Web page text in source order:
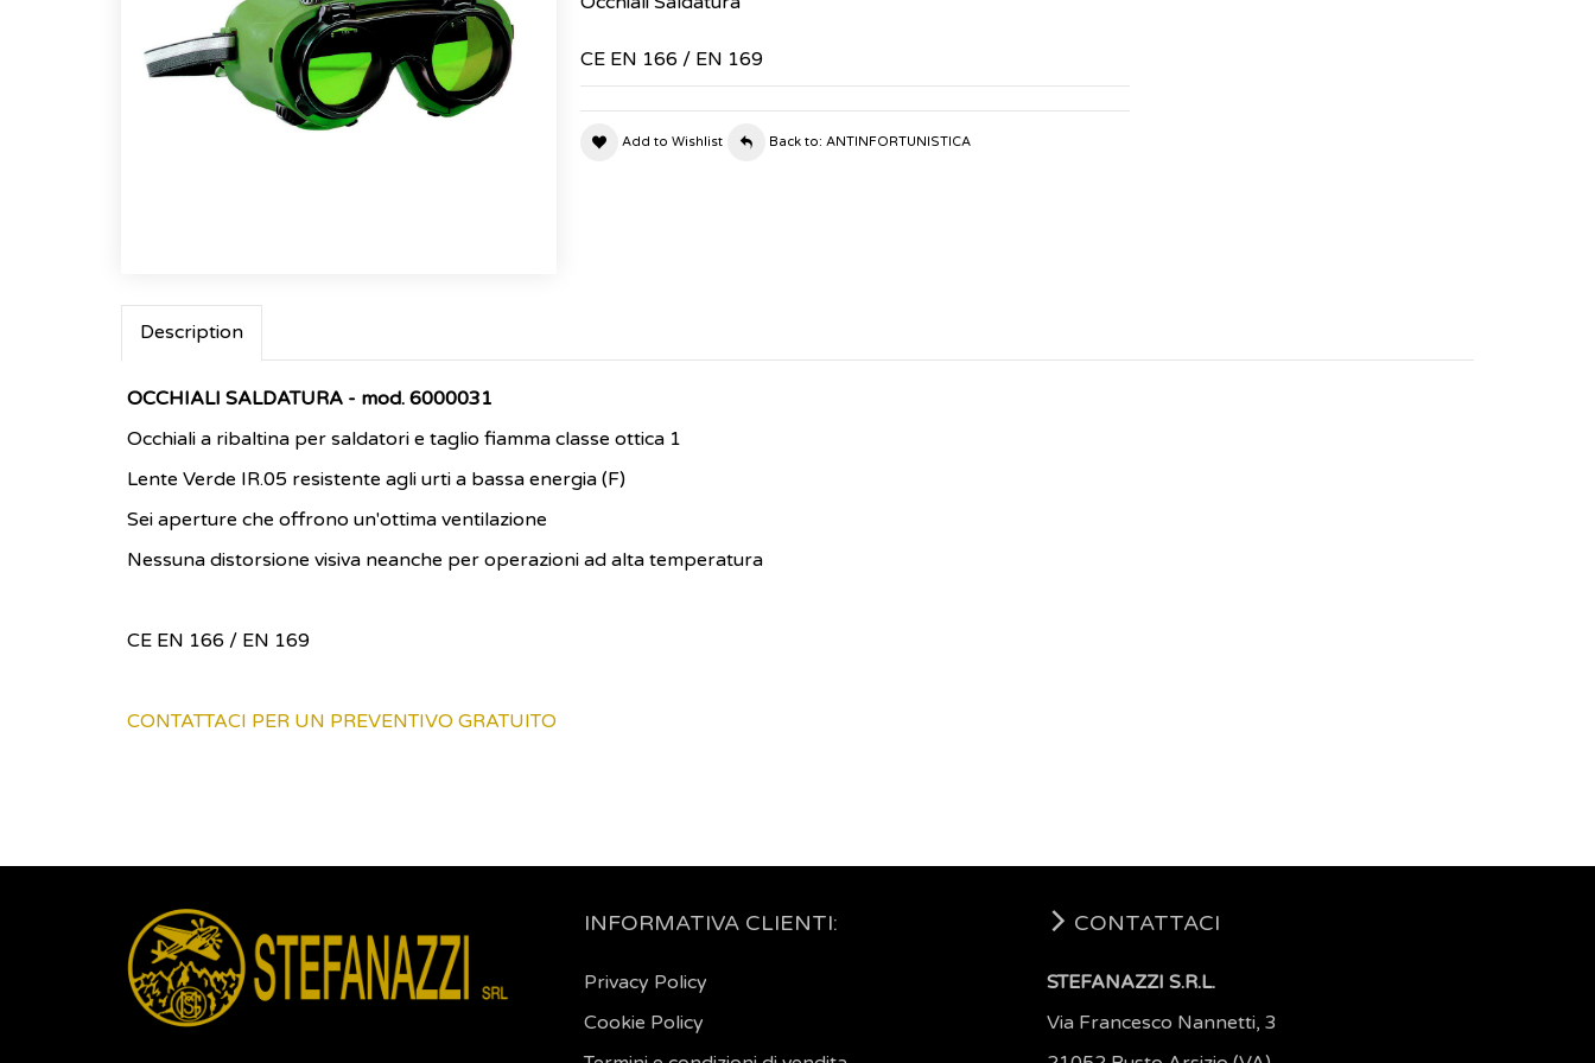
CE EN 166 / EN 169
Add to Wishlist Back to: ANTINFORTUNISTICA
Description
OCCHIALI SALDATURA - mod. 6000031
Occhiali a ribaltina per saldatori e taglio fiamma classe ottica 1
Lente Verde IR.05 resistente agli urti a bassa energia (F)
Sei aperture che offrono un'ottima ventilazione
Nessuna distorsione visiva neanche per operazioni ad alta temperatura
CE EN 166 / EN 169
CONTATTACI PER UN PREVENTIVO GRATUITO
INFORMATIVA CLIENTI:
Privacy Policy
Cookie Policy
CONTATTACI
STEFANAZZI S.R.L.
Via Francesco Nannetti, 3